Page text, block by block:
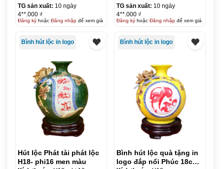
TG sản xuất: 10 ngày
4**.000 ₫
Đăng kýhoặc Đăng nhậpđể xem giá
TG sản xuất: 10 ngày
4**.000 ₫
Đăng kýhoặc Đăng nhậpđể xem giá
Bình hút lộc in logo
Hút lộc Phát tài phát lộc
H18- phi16 men màu
Bình hút lộc in logo
Bình hút lộc quà tặng in
logo đắp nổi Phúc 18cm